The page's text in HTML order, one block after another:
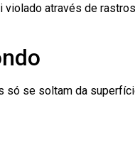
através de
se soltam da